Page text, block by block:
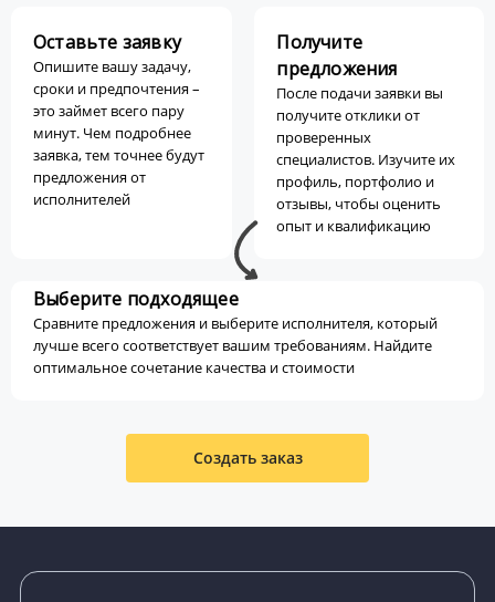
Оставьте заявку
Опишите вашу задачу,
сроки и предпочтения –
это займет всего пару
минут. Чем подробнее
заявка, тем точнее будут
предложения от
исполнителей
Получите
предложения
После подачи заявки вы
получите отклики от
проверенных
специалистов. Изучите их
профиль, портфолио и
отзывы, чтобы оценить
опыт и квалификацию
Выберите подходящее
Сравните предложения и выберите исполнителя, который
лучше всего соответствует вашим требованиям. Найдите
оптимальное сочетание качества и стоимости
Создать заказ